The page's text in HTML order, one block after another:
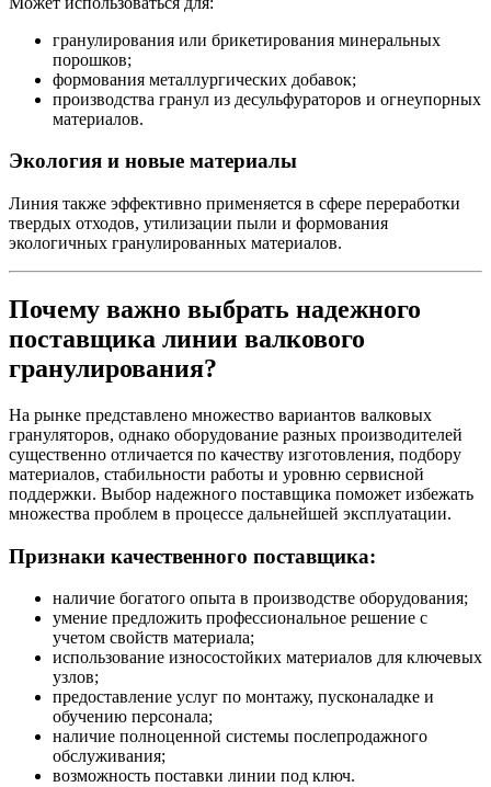
гранулирования или брикетирования минеральных
порошков;
формования металлургических добавок;
производства гранул из десульфураторов и огнеупорных
материалов.
Экология и новые материалы
Линия также эффективно применяется в сфере переработки
твердых отходов, утилизации пыли и формования
экологичных гранулированных материалов.
Почему важно выбрать надежного
поставщика линии валкового
гранулирования?
На рынке представлено множество вариантов валковых
грануляторов, однако оборудование разных производителей
существенно отличается по качеству изготовления, подбору
материалов, стабильности работы и уровню сервисной
поддержки. Выбор надежного поставщика поможет избежать
множества проблем в процессе дальнейшей эксплуатации.
Признаки качественного поставщика:
наличие богатого опыта в производстве оборудования;
умение предложить профессиональное решение с
учетом свойств материала;
использование износостойких материалов для ключевых
узлов;
предоставление услуг по монтажу, пусконаладке и
обучению персонала;
наличие полноценной системы послепродажного
обслуживания;
возможность поставки линии под ключ.